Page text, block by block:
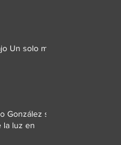
Un solo mar
González su
la luz en